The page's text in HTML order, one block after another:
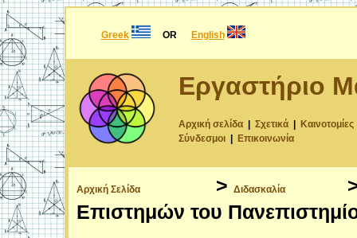
Greek OR English
Εργαστήριο
Αρχική σελίδα Σχετικά Καινοτομίες
Σύνδεσμοι
Επικοινωνία
Αρχική Σελίδα > Διδασκαλία
Επιστημών του